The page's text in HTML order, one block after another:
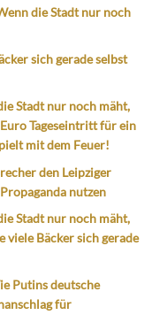
die Stadt nur noch
sich gerade selbst
Stadt nur noch mäht,
Tageseintritt für ein
mit dem Feuer!
den Leipziger
nutzen
Stadt nur noch mäht,
viele Bäcker sich gerade
Putins deutsche
für